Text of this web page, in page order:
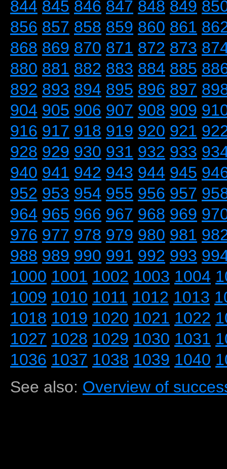
844 845 846 847 848 849
856 857 858 859 860 861
868 869 870 871 872 873
880 881 882 883 884 885
892 893 894 895 896 897
904 905 906 907 908 909
916 917 918 919 920 921
928 929 930 931 932 933
940 941 942 943 944 945
952 953 954 955 956 957
964 965 966 967 968 969
976 977 978 979 980 981
988 989 990 991 992 993
1000 1001 1002 1003 1004
1009 1010 1011 1012 1013
1018 1019 1020 1021 1022
1027 1028 1029 1030 1031
1036 1037 1038 1039 1040
See also: Overview of